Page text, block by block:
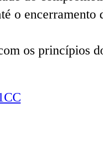
o encerramento
os princípios